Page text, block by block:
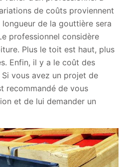
de coûts proviennent
de la gouttière sera
professionnel considère
Plus le toit est haut, plus
Enfin, il y a le coût des
vous avez un projet de
recommandé de vous
et de lui demander un